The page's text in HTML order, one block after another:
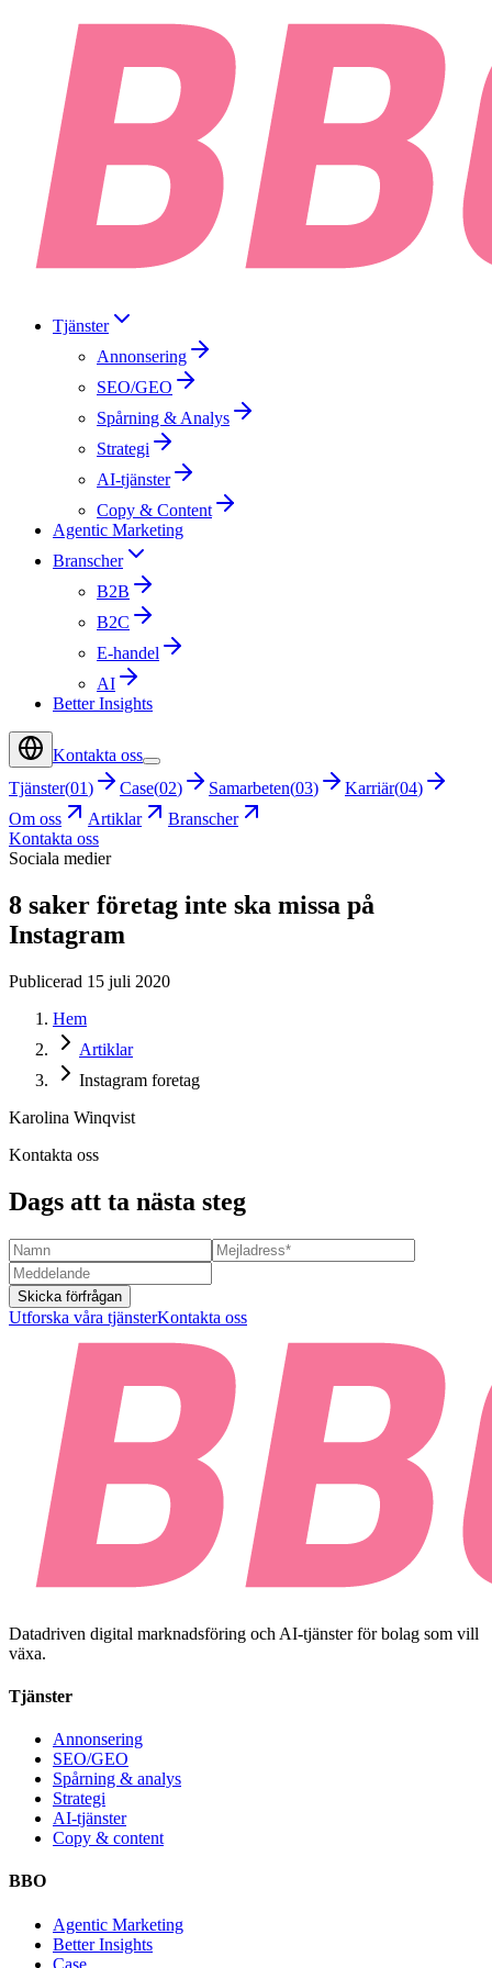
Tjänster
Annonsering
SEO/GEO
Spårning & Analys
Strategi
AI-tjänster
Copy & Content
Agentic Marketing
Branscher
B2B
B2C
E-handel
AI
Better Insights
Kontakta oss
Tjänster(01) Case(02) Samarbeten(03) Karriär(04)
Om oss
Artiklar
Branscher
Kontakta oss
Sociala medier
8 saker företag inte ska missa på
Instagram
Publicerad 15 juli 2020
Hem
Artiklar
Instagram foretag
Karolina Winqvist
Kontakta oss
Dags att ta nästa steg
Skicka förfrågan
Utforska våra tjänsterKontakta oss
Datadriven digital marknadsföring och AI-tjänster för bolag som vill
växa.
Tjänster
Annonsering
SEO/GEO
Spårning & analys
Strategi
AI-tjänster
Copy & content
BBO
Agentic Marketing
Better Insights
Case